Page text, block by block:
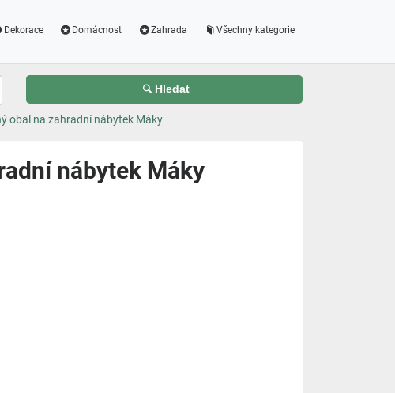
Dekorace Domácnost Zahrada Všechny kategorie
Hledat
obal na zahradní nábytek Máky
nábytek Máky